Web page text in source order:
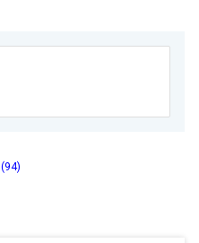
(94)